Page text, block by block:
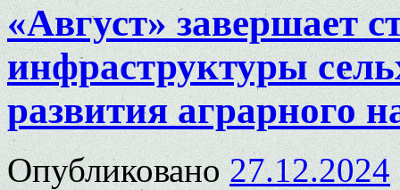
«Август» завершает
инфраструктуры
развития аграрного
Опубликовано 27.12.2024